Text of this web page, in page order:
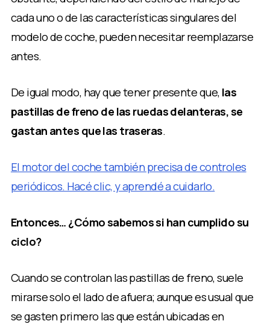
cada uno o de las características singulares del
modelo de coche, pueden necesitar reemplazarse
antes.
De igual modo, hay que tener presente que, las
pastillas de freno de las ruedas delanteras, se
gastan antes que las traseras.
El motor del coche también precisa de controles
periódicos. Hacé clic, y aprendé a cuidarlo.
Entonces… ¿Cómo sabemos si han cumplido su
ciclo?
Cuando se controlan las pastillas de freno, suele
mirarse solo el lado de afuera; aunque es usual que
se gasten primero las que están ubicadas en